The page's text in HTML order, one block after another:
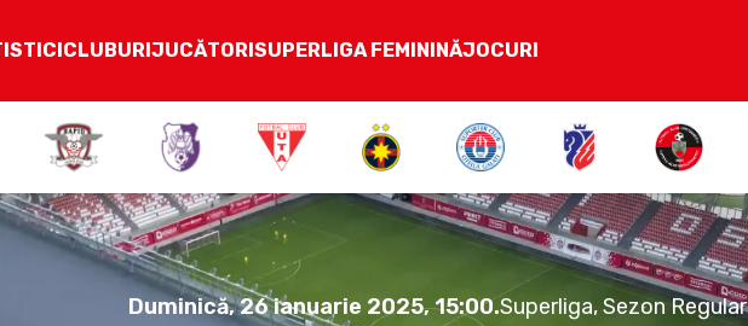
CLUBURIJUCĂTORISUPERLIGA FEMININĂJOCURI
Duminică, 26 ianuarie 2025, 15:00.Superliga, Sezon Regular
2:0
15:00